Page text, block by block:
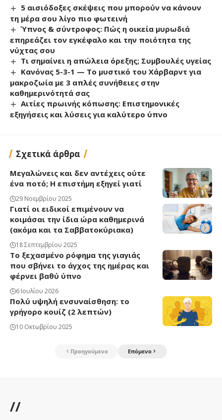
5 αισιόδοξες σκέψεις που μπορούν να κάνουν
τη μέρα σου λίγο πιο φωτεινή
Ύπνος & σύντροφος: Πώς η οικεία μυρωδιά
επηρεάζει τον εγκέφαλο και την ποιότητα της
νύχτας σου
Τι σημαίνει η απώλεια όρεξης; Συμβουλές υγείας
Κανόνας 5-3-1 — Το μυστικό του Χάρβαρντ για
μακροζωία με 3 απλές συνήθειες στην
καθημερινότητά σας
Αιτίες πρωινής κόπωσης: Επιστημονικές
εξηγήσεις και λύσεις για καλύτερο ύπνο
Σχετικά άρθρα
Μεγαλώνεις και δεν αντέχεις ούτε
ένα ποτό; Η επιστήμη εξηγεί γιατί
29 Νοεμβρίου 2025
Γιατί οι ειδικοί επιμένουν να
κοιμάσαι την ίδια ώρα καθημερινά
(ακόμα και τα Σαββατοκύριακα)
18 Σεπτεμβρίου 2025
Το ξεχασμένο ρόφημα της γιαγιάς
που σβήνει το άγχος της ημέρας και
φέρνει βαθύ ύπνο
6 Ιουλίου 2026
Πολύ υψηλή ενσυναίσθηση: το
γρήγορο κουίζ (2 λεπτών)
10 Οκτωβρίου 2025
Προηγούμενο Επόμενο
//